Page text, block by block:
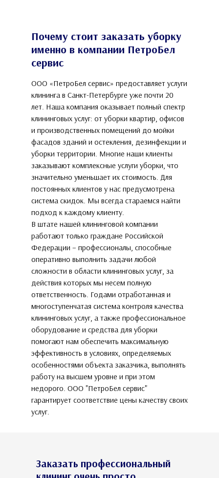
ООО «ПетроБел сервис» предоставляет услуги
клининга в Санкт-Петербурге уже почти 20
лет. Наша компания оказывает полный спектр
клининговых услуг: от уборки квартир, офисов
и производственных помещений до мойки
фасадов зданий и остекления, дезинфекции и
уборки территории. Многие наши клиенты
заказывают комплексные услуги уборки, что
значительно уменьшает их стоимость. Для
постоянных клиентов у нас предусмотрена
система скидок. Мы всегда стараемся найти
подход к каждому клиенту.
В штате нашей клининговой компании
работают только граждане Российской
Федерации – профессионалы, способные
оперативно выполнить задачи любой
сложности в области клининговых услуг, за
действия которых мы несем полную
ответственность. Годами отработанная и
многоступенчатая система контроля качества
клининговых услуг, а также профессиональное
оборудование и средства для уборки
помогают нам обеспечить максимальную
эффективность в условиях, определяемых
особенностями объекта заказчика, выполнять
работу на высшем уровне и при этом
недорого. ООО "ПетроБел сервис"
гарантирует соответствие цены качеству своих
услуг.
Почему стоит заказать уборку
именно в компании ПетроБел
сервис
Заказать профессиональный